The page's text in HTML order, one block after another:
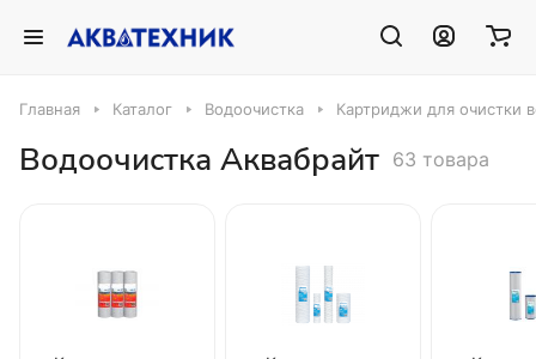
Главная Каталог Водоочистка Картриджи для очистки
Водоочистка Аквабрайт 63 товара